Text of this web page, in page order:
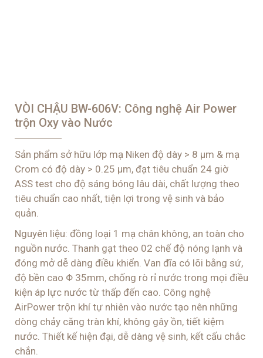
VÒI CHẬU BW-606V: Công nghệ Air Power
trộn Oxy vào Nước
Sản phẩm sở hữu lớp mạ Niken độ dày > 8 μm & mạ
Crom có độ dày > 0.25 μm, đạt tiêu chuẩn 24 giờ
ASS test cho độ sáng bóng lâu dài, chất lượng theo
tiêu chuẩn cao nhất, tiện lợi trong vệ sinh và bảo
quản.
Nguyên liệu: đồng loại 1 mạ chân không, an toàn cho
nguồn nước. Thanh gạt theo 02 chế độ nóng lạnh và
đóng mở dễ dàng điều khiển. Van đĩa có lõi bằng sứ,
độ bền cao Φ 35mm, chống rò rỉ nước trong mọi điều
kiện áp lực nước từ thấp đến cao. Công nghệ
AirPower trộn khí tự nhiên vào nước tạo nên những
dòng chảy căng tràn khí, không gây ồn, tiết kiệm
nước. Thiết kế hiện đại, dễ dàng vệ sinh, kết cấu chắc
chắn.